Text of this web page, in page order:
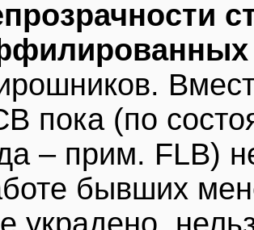
пока (по
– прим. FLB)
бывших